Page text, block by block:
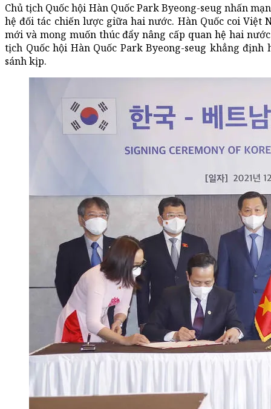
Chủ tịch Quốc hội Hàn Quốc Park Byeong-seug nhấn
hệ đối tác chiến lược giữa hai nước. Hàn Quốc coi
mới và mong muốn thúc đẩy nâng cấp quan hệ hai
tịch Quốc hội Hàn Quốc Park Byeong-seug khẳng
sánh kịp.